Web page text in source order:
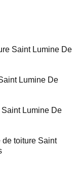
Saint Lumine De
Lumine De
Lumine De
de toiture Saint